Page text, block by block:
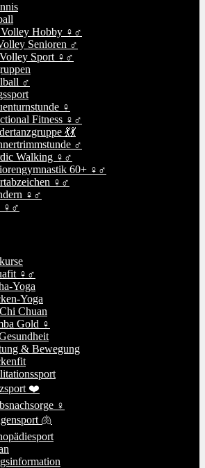
Hobby ♀♂
Senioren ♂
Sport ♀♂
♂
♀
Fitness ♀♂
💃💃
♂
Walking ♀♂
60+ ♀♂
♀♂
♀♂
♀♂
♀♂
Yoga
Yoga
Chuan
Gold ♀
& Bewegung
❤️
♀
🫁